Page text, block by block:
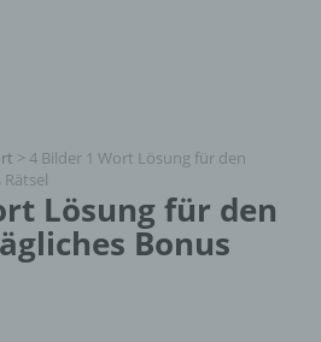
> 4 Bilder 1 Wort Lösung für den
Rätsel
Lösung für den
Bonus